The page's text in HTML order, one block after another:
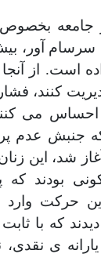
بخصوص
سرسام آور،
است. از
کنند،
می
جنبش عدم
شد، این
بودند که
حرکت وارد
که با
ی